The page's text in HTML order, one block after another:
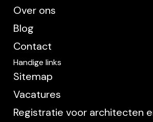
Over ons
Blog
Contact
Handige links
Sitemap
Vacatures
Registratie voor architecten